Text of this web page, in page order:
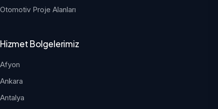
Otomotiv Proje Alanları
Hizmet Bolgelerimiz
Afyon
Ankara
Antalya